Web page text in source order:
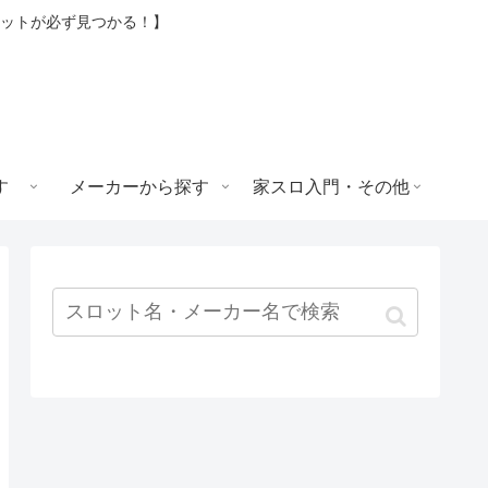
トが必ず見つかる！】
メーカーから探す 家スロ入門・その他